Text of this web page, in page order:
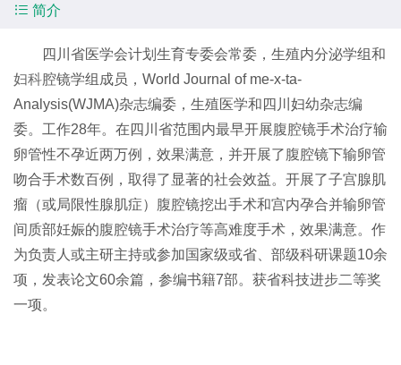
 简介
四川省医学会计划生育专委会常委，生殖内分泌学组和
妇科腔镜学组成员，World Journal of me-x-ta-
Analysis(WJMA)杂志编委，生殖医学和四川妇幼杂志编
委。工作28年。在四川省范围内最早开展腹腔镜手术治疗输
卵管性不孕近两万例，效果满意，并开展了腹腔镜下输卵管
吻合手术数百例，取得了显著的社会效益。开展了子宫腺肌
瘤（或局限性腺肌症）腹腔镜挖出手术和宫内孕合并输卵管
间质部妊娠的腹腔镜手术治疗等高难度手术，效果满意。作
为负责人或主研主持或参加国家级或省、部级科研课题10余
项，发表论文60余篇，参编书籍7部。获省科技进步二等奖
一项。